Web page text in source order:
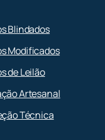
Blindados
Modificados
de Leilão
Artesanal
Técnica